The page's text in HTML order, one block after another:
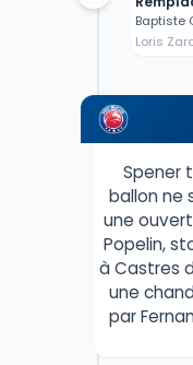
Baptiste
Loris
Spener
ballon ne
une
Popelin,
à Castres
une
par